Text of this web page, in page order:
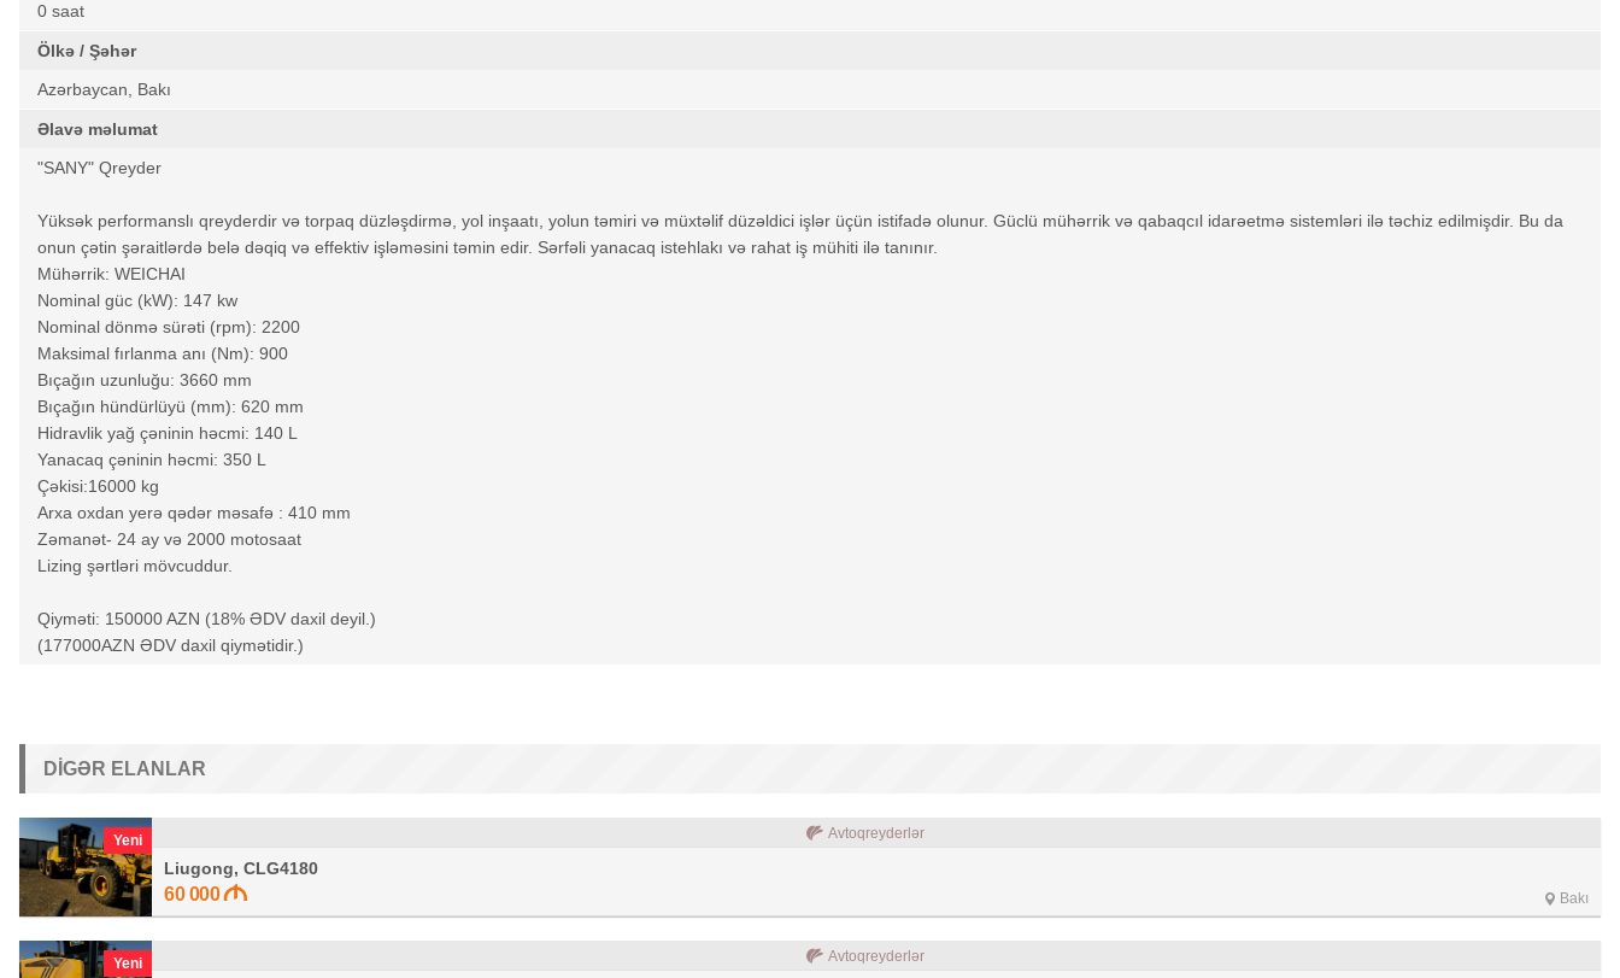
0 saat
Ölkə / Şəhər
Azərbaycan, Bakı
Əlavə məlumat
"SANY" Qreyder
Yüksək performanslı qreyderdir və torpaq düzləşdirmə, yol inşaatı, yolun təmiri və müxtəlif düzəldici işlər üçün istifadə olunur. Güclü mühərrik və qabaqcıl idarəetmə sistemləri ilə təchiz edilmişdir. Bu da
onun çətin şəraitlərdə belə dəqiq və effektiv işləməsini təmin edir. Sərfəli yanacaq istehlakı və rahat iş mühiti ilə tanınır.
Mühərrik: WEICHAI
Nominal güc (kW): 147 kw
Nominal dönmə sürəti (rpm): 2200
Maksimal fırlanma anı (Nm): 900
Bıçağın uzunluğu: 3660 mm
Bıçağın hündürlüyü (mm): 620 mm
Hidravlik yağ çəninin həcmi: 140 L
Yanacaq çəninin həcmi: 350 L
Çəkisi:16000 kg
Arxa oxdan yerə qədər məsafə : 410 mm
Zəmanət- 24 ay və 2000 motosaat
Lizing şərtləri mövcuddur.
Qiyməti: 150000 AZN (18% ƏDV daxil deyil.)
(177000AZN ƏDV daxil qiymətidir.)
DIGƏR ELANLAR
Yeni Avtoqreyderlər
Liugong, CLG4180
60 000 Bakı
Yeni Avtoqreyderlər